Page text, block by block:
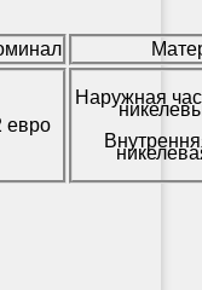
евро
Наружная